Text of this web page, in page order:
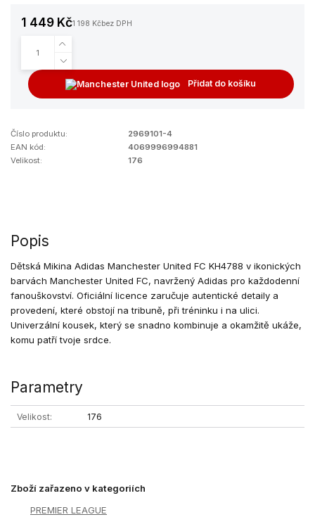
1 449 Kč1 198 Kčbez DPH
Přidat do košíku
Číslo produktu:
2969101-4
EAN kód:
4069996994881
Velikost:
176
Popis
Dětská Mikina Adidas Manchester United FC KH4788 v ikonických
barvách Manchester United FC, navržený Adidas pro každodenní
fanouškovství. Oficiální licence zaručuje autentické detaily a
provedení, které obstojí na tribuně, při tréninku i na ulici.
Univerzální kousek, který se snadno kombinuje a okamžitě ukáže,
komu patří tvoje srdce.
Parametry
Velikost 176
Zboží zařazeno v kategoriích
PREMIER LEAGUE